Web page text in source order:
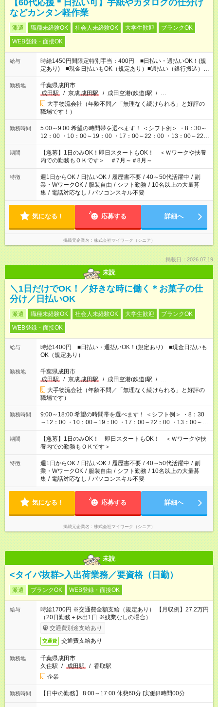
【60代応援＊日払い可】手紙やカタログの仕分け
などカンタン軽作業
派遣 職種未経験OK 社会人未経験OK 大学生歓迎
ブランクOK
WEB登録・面接OK
給与
時給1450円間限定特別手当：400円 ■日払い・週払いOK！(規
定あり) ■現金日払いもOK（規定あり）■週払い（銀行振込）も
OK
勤務地
千葉県成田市
成田駅
/ 京成成田駅 / 成田空港(鉄道)駅 / …
大手物流会社（年齢不問／「無理なく続けられる」と好評の
職場です！）
勤務時間
5:00～9:00 希望の時間帯を選べます！ ＜シフト例＞ ・8：30～
12：00 ・10：00～19：00 ・17：00～22：00 ・13：00～22：
00 ・22：00～翌6：00 など
期間
【急募】1日のみOK！即日スタートもOK！ ＜Ｗワークや扶養
内での勤務もＯＫです＞ ＃7月～＃8月～
特徴 週1日からOK / 日払いOK / 履歴書不要 / 40～50代活躍中 / 副
業・WワークOK / 服装自由 / シフト勤務 / 10名以上の大量募
集 / 電話対応なし / パソコンスキル不要
気になる！ 応募する 詳細へ
掲載元企業名 株式会社マイワーク（シニア）
掲載日：2026.07.19
未読
＼1日だけでOK！／好きな時に働く＊お菓子の仕
分け／日払いOK
派遣 職種未経験OK 社会人未経験OK 大学生歓迎
ブランクOK
WEB登録・面接OK
給与
時給1400円 ■日払い・週払いOK！(規定あり) ■現金日払いも
OK（規定あり）
勤務地
千葉県成田市
成田駅
/ 京成成田駅 / 成田空港(鉄道)駅 / …
大手物流会社（年齢不問／「無理なく続けられる」と好評の
職場です）
勤務時間
9:00～18:00 希望の時間帯を選べます！ ＜シフト例＞ ・8：30
～12：00 ・10：00～19：00 ・17：00～22：00 ・13：00～
22：00 ・22：00～翌6：00 など
期間
【急募】1日のみOK！ 即日スタートもOK！ ＜Ｗワークや扶
養内での勤務もＯＫです＞
特徴 週1日からOK / 日払いOK / 履歴書不要 / 40～50代活躍中 / 副
業・WワークOK / 服装自由 / シフト勤務 / 10名以上の大量募
集 / 電話対応なし / パソコンスキル不要
気になる！ 応募する 詳細へ
掲載元企業名 株式会社マイワーク（シニア）
未読
<タイパ抜群>入出荷業務／要資格（日勤）
派遣 ブランクOK WEB登録・面接OK
給与
時給1700円 ※交通費全額支給（規定あり） 【月収例】27.2万円
（20日勤務＋休出1日 ※残業なしの場合）
交通費別途支給あり
交通費 交通費支給あり
勤務地
千葉県成田市
久住駅 / 成田駅 / 香取駅
企業
勤務時間 【日中の勤務】 8:00～17:00 休憩60分 [実働]8時間00分